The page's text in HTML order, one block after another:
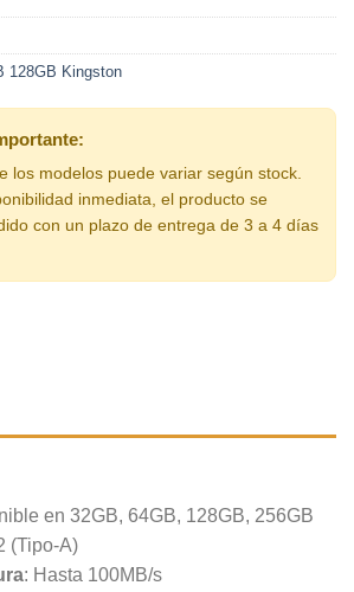
128GB Kingston
los modelos puede variar según stock.
inmediata, el producto se
con un plazo de entrega de 3 a 4 días
en 32GB, 64GB, 128GB, 256GB
(Tipo-A)
: Hasta 100MB/s